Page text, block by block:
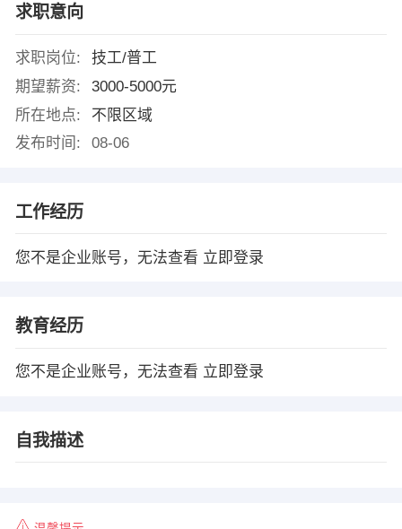
求职意向
求职岗位:
技工/普工
期望薪资:
3000-5000元
所在地点:
不限区域
发布时间:
08-06
工作经历
您不是企业账号，无法查看 立即登录
教育经历
您不是企业账号，无法查看 立即登录
自我描述